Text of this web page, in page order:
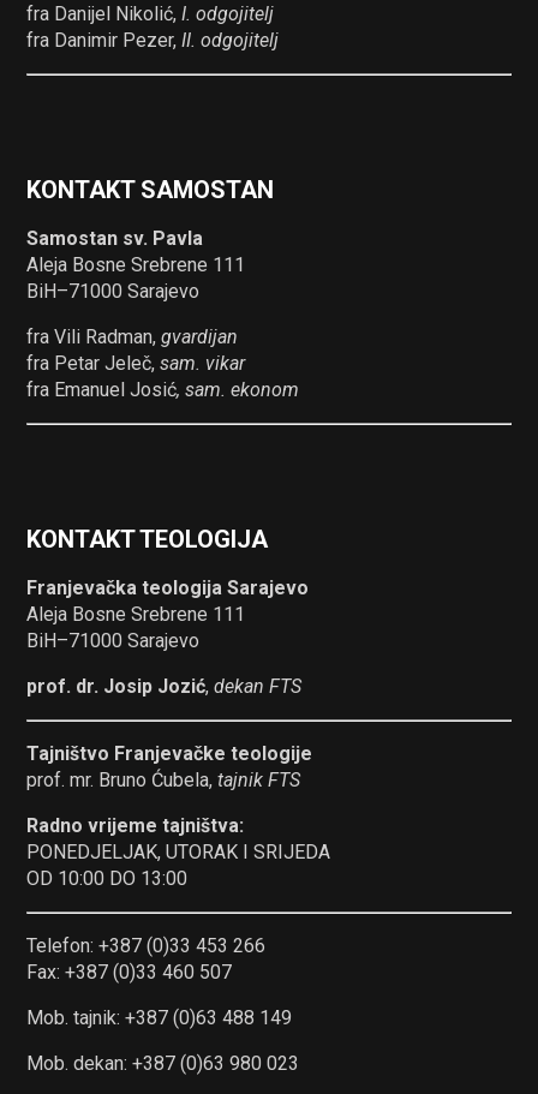
fra Danijel Nikolić,I. odgojitelj
fra Danimir Pezer,II. odgojitelj
KONTAKT SAMOSTAN
Samostan sv. Pavla
Aleja Bosne Srebrene 111
BiH–71000 Sarajevo
fra Vili Radman,gvardijan
fra Petar Jeleč,sam. vikar
fra Emanuel Josić, sam. ekonom
KONTAKT TEOLOGIJA
Franjevačka teologija Sarajevo
Aleja Bosne Srebrene 111
BiH–71000 Sarajevo
prof. dr. Josip Jozić,dekan FTS
Tajništvo Franjevačke teologije
prof. mr. Bruno Ćubela,tajnik FTS
Radno vrijeme tajništva:
PONEDJELJAK, UTORAK I SRIJEDA
OD 10:00 DO 13:00
Telefon: +387 (0)33 453 266
Fax: +387 (0)33 460 507
Mob. tajnik: +387 (0)63 488 149
Mob. dekan: +387 (0)63 980 023